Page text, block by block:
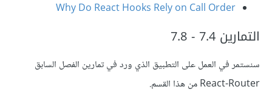
Why Do React Hooks Rely on Call Order
التمارين 7.4 - 7.8
سنستمر في العمل على التطبيق الذي ورد في تمارين الفصل السابق
React-Router من هذا القسم.